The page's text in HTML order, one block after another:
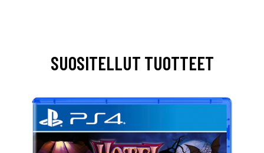
SUOSITELLUT TUOTTEET